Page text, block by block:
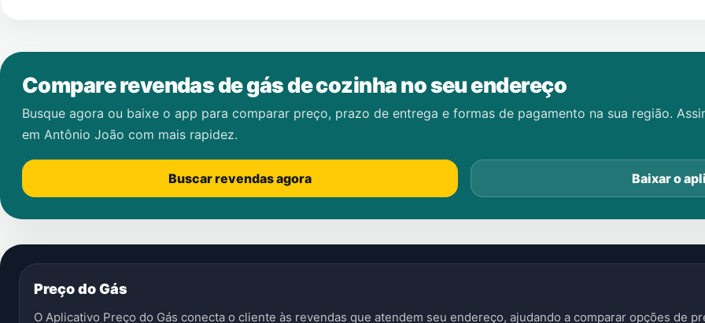
Compare revendas de gás de cozinha no seu endereço
Busque agora ou baixe o app para comparar preço, prazo de entrega e formas de pagamento na sua região.
em Antônio João com mais rapidez.
Buscar revendas agora Baixar o
Preço do Gás
O Aplicativo Preço do Gás conecta o cliente às revendas que atendem seu endereço, ajudando a comparar opções de